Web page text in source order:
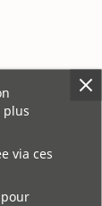
plus
via ces